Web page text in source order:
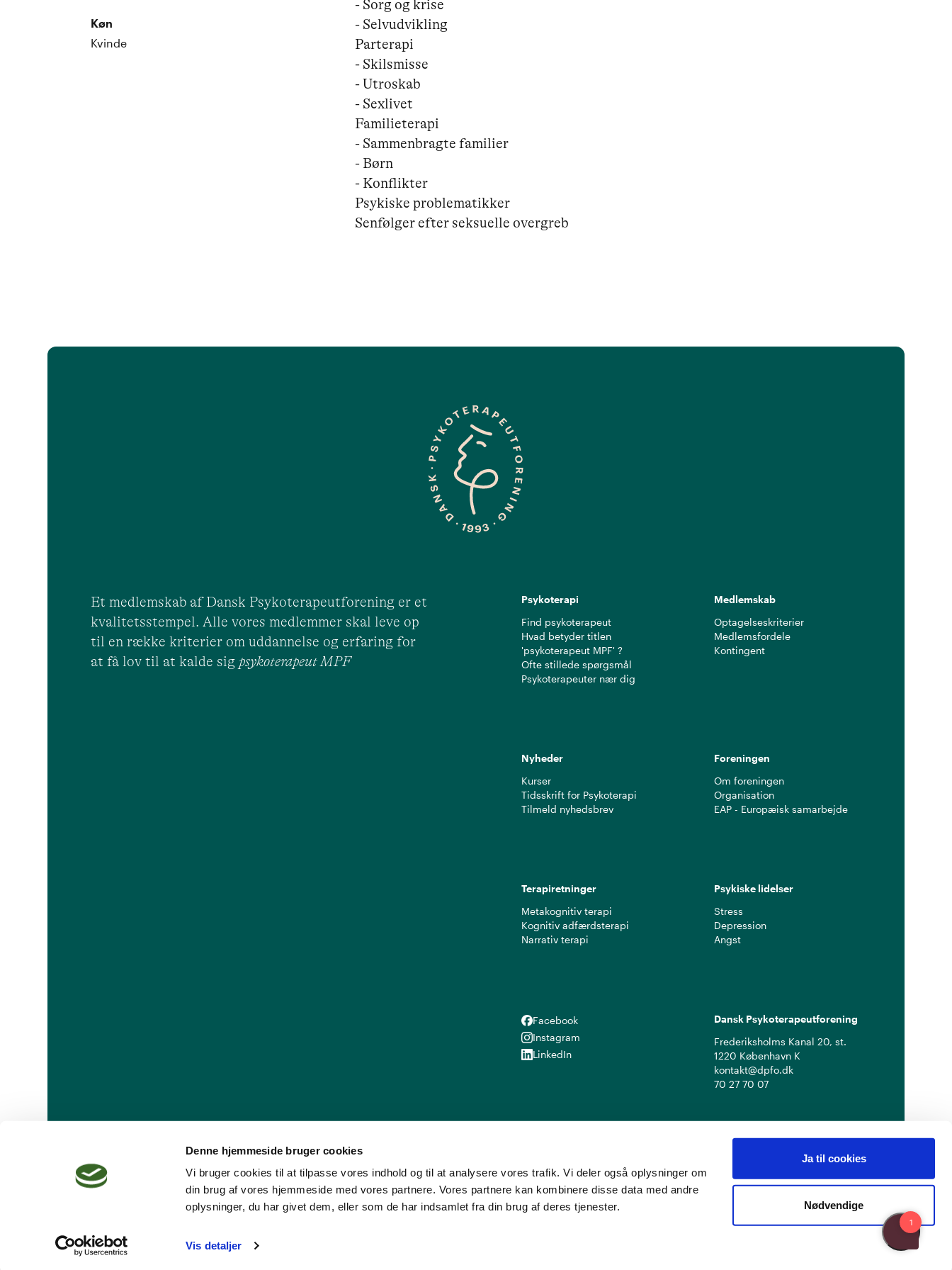
Denne hjemmeside bruger cookies
Vi bruger cookies til at tilpasse vores indhold og til at analysere vores trafik. Vi deler også oplysninger om
din brug af vores hjemmeside med vores partnere. Vores partnere kan kombinere disse data med andre
oplysninger, du har givet dem, eller som de har indsamlet fra din brug af deres tjenester.
Vis detaljer
Ja til cookies
Nødvendige
Køn
Kvinde
- Sorg og krise
- Selvudvikling
Parterapi
- Skilsmisse
- Utroskab
- Sexlivet
Familieterapi
- Sammenbragte familier
- Børn
- Konflikter
Psykiske problematikker
Senfølger efter seksuelle overgreb
Et medlemskab af Dansk Psykoterapeutforening er et
kvalitetsstempel. Alle vores medlemmer skal leve op
til en række kriterier om uddannelse og erfaring for
at få lov til at kalde sig psykoterapeut MPF
Psykoterapi
Find psykoterapeut
Hvad betyder titlen
'psykoterapeut MPF' ?
Ofte stillede spørgsmål
Psykoterapeuter nær dig
Medlemskab
Optagelseskriterier
Medlemsfordele
Kontingent
Nyheder
Kurser
Tidsskrift for Psykoterapi
Tilmeld nyhedsbrev
Foreningen
Om foreningen
Organisation
EAP - Europæisk samarbejde
Terapiretninger
Metakognitiv terapi
Kognitiv adfærdsterapi
Narrativ terapi
Psykiske lidelser
Stress
Depression
Angst
Facebook
Facebook
Instagram
Instagram
LinkedIn
LinkedIn
Dansk Psykoterapeutforening
Frederiksholms Kanal 20, st.
1220 København K
kontakt@dpfo.dk
70 27 70 07
Dansk Psykoterapeutforening Cookiepolitik